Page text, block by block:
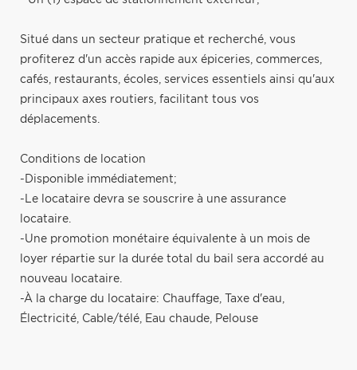
Situé dans un secteur pratique et recherché, vous
profiterez d'un accès rapide aux épiceries, commerces,
cafés, restaurants, écoles, services essentiels ainsi qu'aux
principaux axes routiers, facilitant tous vos
déplacements.
Conditions de location
-Disponible immédiatement;
-Le locataire devra se souscrire à une assurance
locataire.
-Une promotion monétaire équivalente à un mois de
loyer répartie sur la durée total du bail sera accordé au
nouveau locataire.
-À la charge du locataire: Chauffage, Taxe d'eau,
Électricité, Cable/télé, Eau chaude, Pelouse